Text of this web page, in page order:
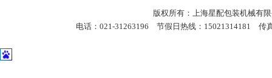
版权所有：上海星配包装机械有
电话：021-31263196 节假日热线：15021314181 传